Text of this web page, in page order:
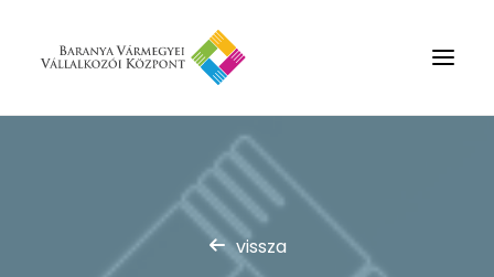
Rólunk
Szolgáltatások
Hírek
vissza